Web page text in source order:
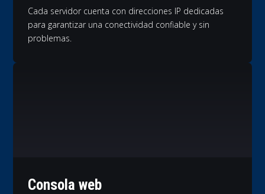
Cada servidor cuenta con direcciones IP dedicadas
para garantizar una conectividad confiable y sin
problemas.
Consola web